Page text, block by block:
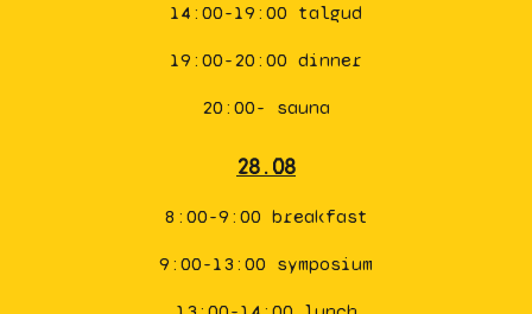
14:00-19:00 talgud
19:00-20:00 dinner
20:00- sauna
28.08
8:00-9:00 breakfast
9:00-13:00 symposium